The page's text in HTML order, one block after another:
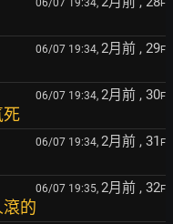
F
06/07 19:34, 2月前 , 29F
06/07 19:34, 2月前 , 30F
死
06/07 19:34, 2月前 , 31 F
06/07 19:35, 2月前 , 32F
的